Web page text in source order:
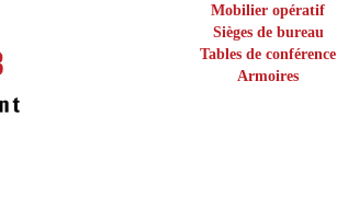
Mobilier opératif
Sièges de bureau
Tables de conférence
Armoires